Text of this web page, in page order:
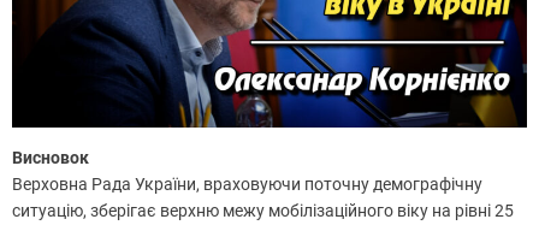
Висновок
Верховна Рада України, враховуючи поточну демографічну
ситуацію, зберігає верхню межу мобілізаційного віку на рівні 25